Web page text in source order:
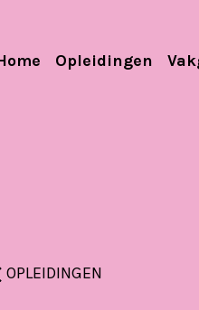
Opleidingen
OPLEIDINGEN